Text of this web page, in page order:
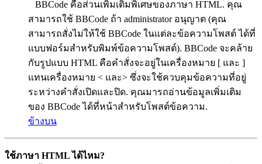
BBCode คือส่วนเพิ่มเติมพิเศษของภาษา HTML. คุณ
สามารถใช้ BBCode ถ้า administrator อนุญาต (คุณ
สามารถสั่งไม่ให้ใช้ BBCode ในแต่ละข้อความโพสต์ ได้ที่
แบบฟอร์มสำหรับพิมพ์ข้อความโพสต์). BBCode จะคล้าย
กับรูปแบบ HTML คือคำสั่งจะอยู่ในเครื่องหมาย [ และ ]
แทนเครื่องหมาย < และ> ซึ่งจะใช้ควบคุมข้อความที่อยู่
ระหว่างคำสั่งเปิดและปิด. คุณมารถอ่านข้อมูลเพิ่มเติม
ของ BBCode ได้ที่หน้าสำหรับโพสต์ข้อความ.
ข้างบน
ใช้ภาษา HTML ได้ไหม?